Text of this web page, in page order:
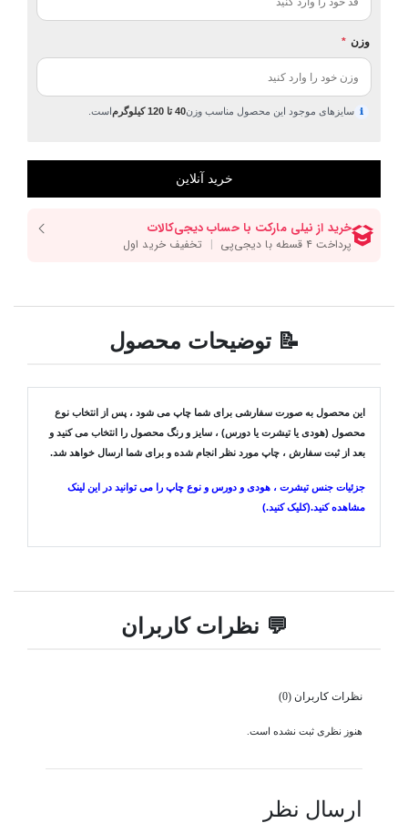
وزن *
ℹ سایزهای موجود این محصول مناسب وزن40 تا 120 کیلوگرم است.
📝 توضیحات محصول
این محصول به صورت سفارشی برای شما چاپ می شود ، پس از انتخاب نوع
محصول (هودی یا تیشرت یا دورس) ، سایز و رنگ محصول را انتخاب می کنید و
بعد از ثبت سفارش ، چاپ مورد نظر انجام شده و برای شما ارسال خواهد شد.
جزئیات جنس تیشرت ، هودی و دورس و نوع چاپ را می توانید در این لینک
مشاهده کنید.(کلیک کنید.)
💬 نظرات کاربران
نظرات کاربران (0)
هنوز نظری ثبت نشده است.
ارسال نظر